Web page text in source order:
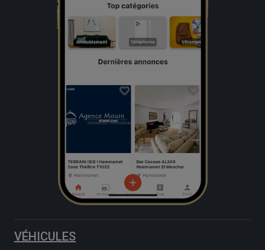
VÉHICULES